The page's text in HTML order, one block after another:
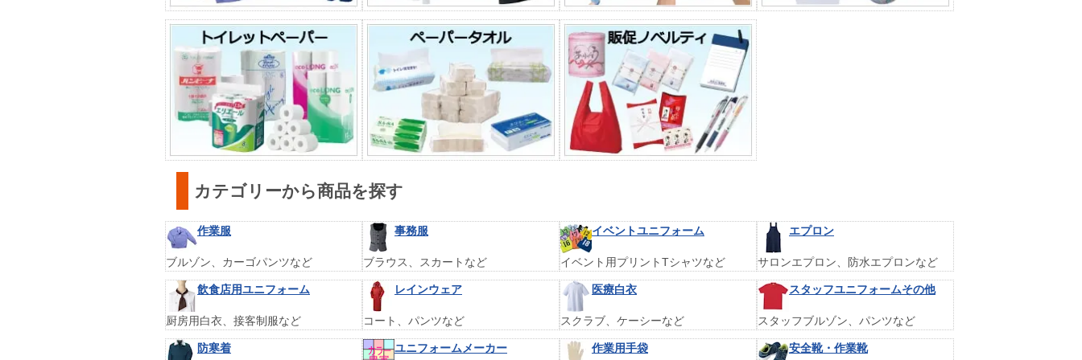
カテゴリーから商品を探す
作業服
ブルゾン、カーゴパンツなど
事務服
ブラウス、スカートなど
イベントユニフォーム
イベント用プリントTシャツなど
エプロン
サロンエプロン、防水エプロンなど
飲食店用ユニフォーム
厨房用白衣、接客制服など
レインウェア
コート、パンツなど
医療白衣
スクラブ、ケーシーなど
スタッフユニフォームその他
スタッフブルゾン、パンツなど
防寒着 ユニフォームメーカー 作業用手袋 安全靴・作業靴